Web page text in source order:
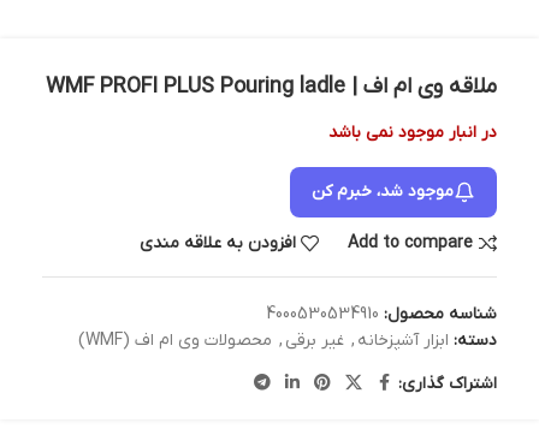
ملاقه وی ام اف | WMF PROFI PLUS Pouring ladle
در انبار موجود نمی باشد
موجود شد، خبرم کن
Add to compare افزودن به علاقه مندی
شناسه محصول: 4000530534910
دسته: ابزار آشپزخانه , غیر برقی , محصولات وی ام اف (WMF)
اشتراک گذاری: